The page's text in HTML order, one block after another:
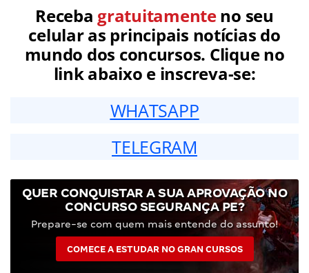
Receba gratuitamenteno seu
celular as principais notícias do
mundo dos concursos. Clique no
link abaixo e inscreva-se:
WHATSAPP
TELEGRAM
QUER CONQUISTAR A SUA APROVAÇÃO NO
CONCURSO SEGURANÇA PE?
Prepare-se com quem mais entende do assunto!
COMECE A ESTUDAR NO GRAN CURSOS